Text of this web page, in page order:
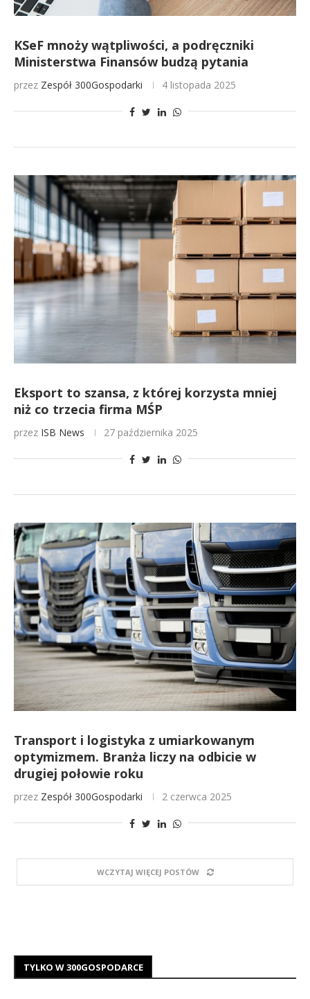
KSeF mnoży wątpliwości, a podręczniki
Ministerstwa Finansów budzą pytania
przez Zespół 300Gospodarki 4 listopada 2025
Eksport to szansa, z której korzysta mniej
niż co trzecia firma MŚP
przez ISB News 27 października 2025
Transport i logistyka z umiarkowanym
optymizmem. Branża liczy na odbicie w
drugiej połowie roku
przez Zespół 300Gospodarki 2 czerwca 2025
WCZYTAJ WIĘCEJ POSTÓW
TYLKO W 300GOSPODARCE